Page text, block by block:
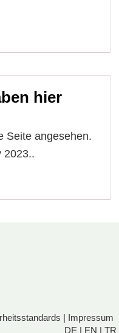
hier
Seite angesehen.
2023..
| Impressum
DE | EN | TR